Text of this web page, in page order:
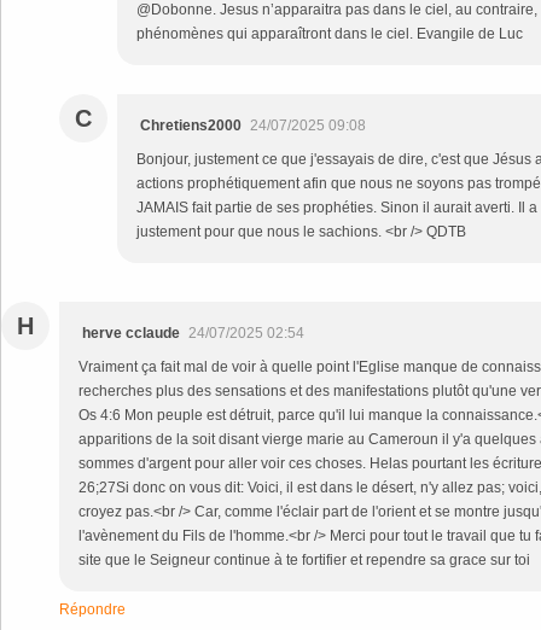
@Dobonne. Jesus n’apparaitra pas dans le ciel, au
phénomènes qui apparaîtront dans le ciel. Evangile de Luc
C Chretiens2000 24/07/2025 09:08
Bonjour, justement ce que j'essayais de dire, c'est que Jésus
actions prophétiquement afin que nous ne soyons pas
JAMAIS fait partie de ses prophéties. Sinon il aurait averti. Il
justement pour que nous le sachions. <br /> QDTB
H herve cclaude 24/07/2025 02:54
Vraiment ça fait mal de voir à quelle point l'Eglise manque de
recherches plus des sensations et des manifestations plutôt qu'une
Os 4:6 Mon peuple est détruit, parce qu'il lui manque la
apparitions de la soit disant vierge marie au Cameroun il y'a
sommes d'argent pour aller voir ces choses. Helas pourtant les
26;27Si donc on vous dit: Voici, il est dans le désert, n'y allez pas;
croyez pas.<br /> Car, comme l'éclair part de l'orient et se montre
l'avènement du Fils de l'homme.<br /> Merci pour tout le travail que tu
site que le Seigneur continue à te fortifier et rependre sa grace sur toi
Répondre